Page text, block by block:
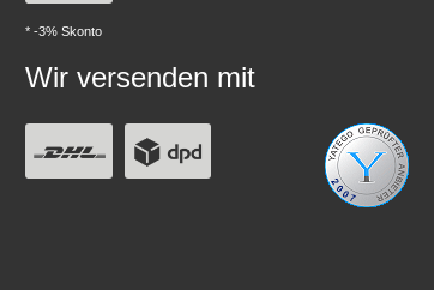
* -3% Skonto
Wir versenden mit